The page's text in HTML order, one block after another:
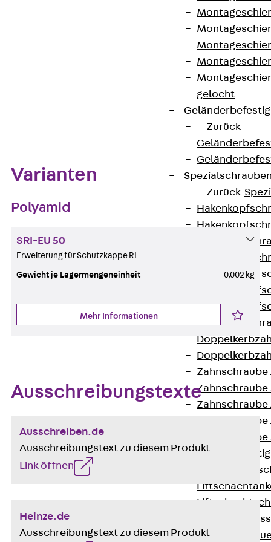
gelocht
Zurück
Zurück
Zahnschraube
Zahnschraube
Zahnschraube
Zahnschraube
Zahnschraube
Zurück
Varianten
Polyamid
SRI-EU 50
Erweiterung für Schutzkappe RI
Gewicht je Lagermengeneinheit 0,002 kg
Mehr Informationen
Ausschreibungstexte
Ausschreiben.de
Ausschreibungstext zu diesem Produkt
Link öffnen
Heinze.de
Ausschreibungstext zu diesem Produkt